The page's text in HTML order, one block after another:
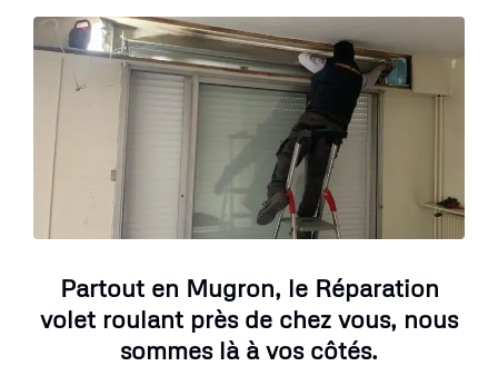
Partout en Mugron, le Réparation
volet roulant près de chez vous, nous
sommes là à vos côtés.